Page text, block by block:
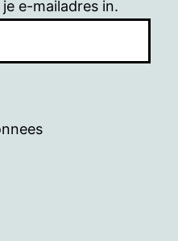
e-mailadres in.